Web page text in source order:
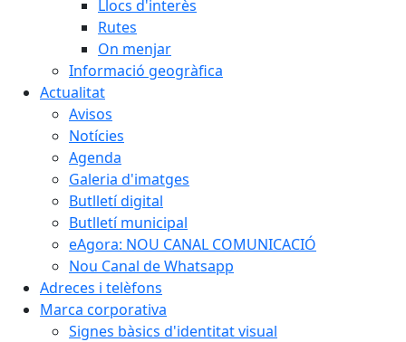
Llocs d'interès
Rutes
On menjar
Informació geogràfica
Actualitat
Avisos
Notícies
Agenda
Galeria d'imatges
Butlletí digital
Butlletí municipal
eAgora: NOU CANAL COMUNICACIÓ
Nou Canal de Whatsapp
Adreces i telèfons
Marca corporativa
Signes bàsics d'identitat visual